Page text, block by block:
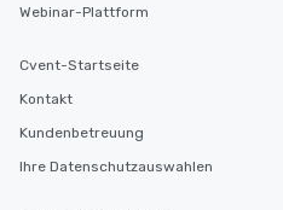
Webinar-Plattform
Cvent-Startseite
Kontakt
Kundenbetreuung
Ihre Datenschutzauswahlen